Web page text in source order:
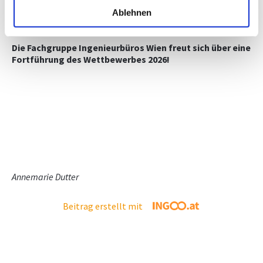
Ablehnen
HBLFA für Gartenbau und Österreichische Bundesgärten
Die Fachgruppe Ingenieurbüros Wien freut sich über eine
Fortführung des Wettbewerbes 2026!
Annemarie Dutter
Beitrag erstellt mit